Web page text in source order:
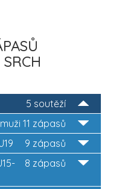
5 soutěží
11 zápasů
9 zápasů
8 zápasů